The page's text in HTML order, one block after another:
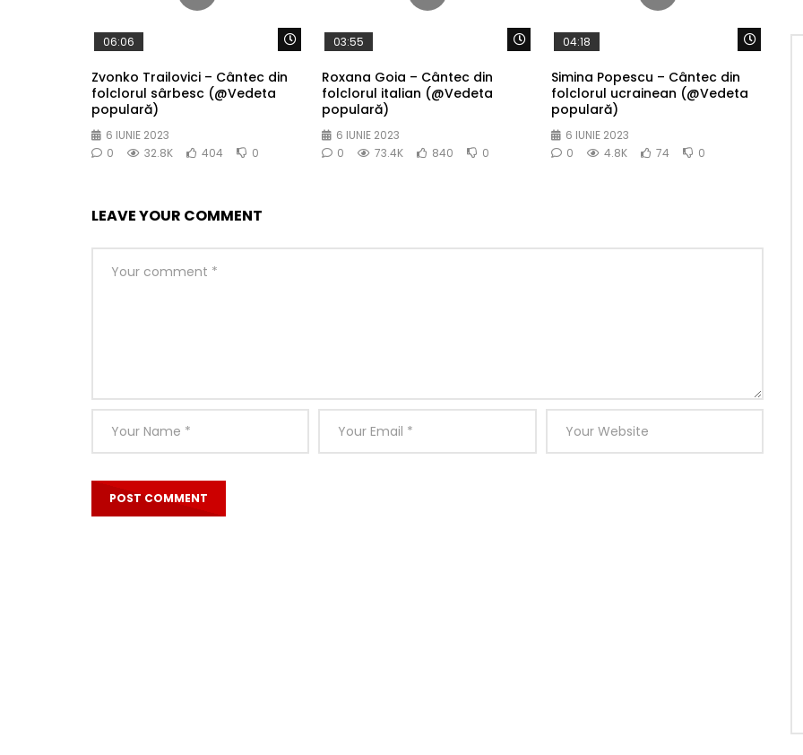
Watch Later
06:06
Zvonko Trailovici – Cântec din
folclorul sârbesc (@Vedeta
populară)
6 IUNIE 2023
0
32.8K 404 0
Watch Later
03:55
Roxana Goia – Cântec din
folclorul italian (@Vedeta
populară)
6 IUNIE 2023
0
73.4K 840 0
04:18
Simina Popescu – Cântec din
folclorul ucrainean (@Vedeta
populară)
6 IUNIE 2023
0
4.8K 74 0
LEAVE YOUR COMMENT